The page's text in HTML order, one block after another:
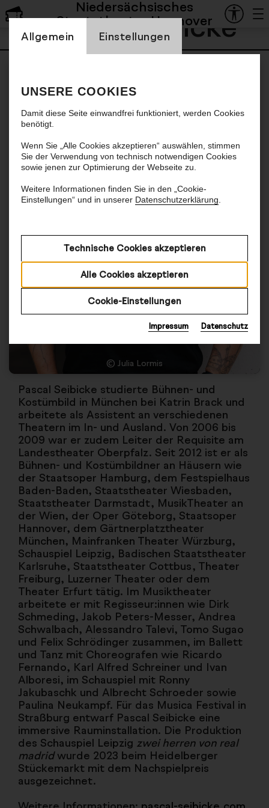
Einstellung Cookienbanner
Allgemein
Einstellungen
UNSERE COOKIES
Damit diese Seite einwandfrei funktioniert, werden Cookies
benötigt.
Wenn Sie „Alle Cookies akzeptieren“ auswählen, stimmen
Sie der Verwendung von technisch notwendigen Cookies
sowie jenen zur Optimierung der Webseite zu.
Weitere Informationen finden Sie in den „Cookie-
Einstellungen“ und in unserer Datenschutzerklärung
Technische Cookies akzeptieren
Alle Cookies akzeptieren
Cookie-Einstellungen
Impressum Datenschutz
Niedersächsisches
Staatstheater Hannover
Pascal Seibicke
© Julia Lormis
Pascal Seibicke studierte Bühnen- und
Kostümbild in München bei Katrin Brack und
arbeitete als Assistent an verschiedenen
Theatern im In- und Ausland. Von 2006 bis
2009 war er zudem Leiter der Requisite am
Landestheater Oberpfalz. Seit 2012 ist er als
Bühnen- und Kostümbildner an Häusern wie
der Staatsoper Hamburg, dem Festspielhaus
Baden-Baden, Staatstheater Wiesbaden,
Staatstheater Darmstadt, MusikTheater an
der Wien, der Oper Göteborg, Staatsoper
Hannover, dem Gärtnerplatztheater
München, Mainfranken Theater Würzburg,
Schauspiel Leipzig, Badischen Staatstheater
Karlsruhe, Staatstheater Cottbus, Theater
Freiburg, Luzerner Theater oder dem
Theater Erfurt tätig. Im Musiktheater
arbeitete er mit Regisseur:innen wie Dirk
Schmeding, Jakob Peters-Messer, Andrea
Schwalbach, Alessandro Talevi, Tomo Sugao
und Felix Schrödinger zusammen, im Ballett
und Tanz mit Choreografen wie Ricardo
Fernando, Karl Alfred Schreiner und Ivan
Alboresi, im Schauspiel mit Ronny
Jakubaschk und Albrecht Schroeder sowie
Paulina Neukampf. Für das Musica Festival in
Straßburg entwarf Pascal Seibicke eine
immersive Rauminstallation. Die Produktion
des Schauspiel Leipzig zwei herren von real
madridwurde 2023 beim Heidelberger
Stückemarkt mit dem Nachspielpreis
ausgezeichnet.
Weitere Informationen: pascal-seibicke.com